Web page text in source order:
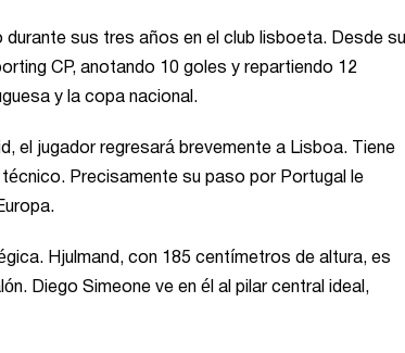
sus tres años en el club lisboeta. Desde su
CP, anotando 10 goles y repartiendo 12
y la copa nacional.
el jugador regresará brevemente a Lisboa. Tiene
Precisamente su paso por Portugal le
Hjulmand, con 185 centímetros de altura, es
Diego Simeone ve en él al pilar central ideal,